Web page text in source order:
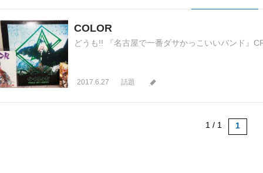
COLOR
どうも!! 『名古屋で一番ダサかっこいいバンド』
2017.6.27 話題
1 / 1 1